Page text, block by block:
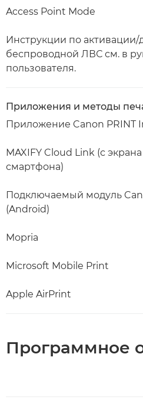
Access Point Mode
Инструкции по активации/
беспроводной ЛВС см. в
пользователя.
Приложения и методы
Приложение Canon PRINT
MAXIFY Cloud Link (с
смартфона)
Подключаемый модуль
(Android)
Mopria
Microsoft Mobile Print
Apple AirPrint
Программное